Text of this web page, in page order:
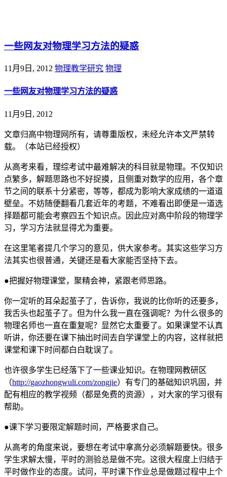
一些网友对物理学习方法的疑惑
11月9日, 2012 物理教学研究 物理
一些网友对物理学习方法的疑惑
11月9日, 2012
文章归高中物理网所有，请尊重版权，未经允许本文严禁转
载。（本站已经授权）
从高考来看，理综考试中最难解决的科目就是物理。不仅知识
点繁多，解题思路也不好捉摸，且侧重对数学的应用，各个章
节之间的联系十分紧密，等等，都成为影响大家成绩的一道道
壁垒。不妨随便翻看几套近年的考题，不难看出即便是一道选
择题都可能会考察四五个知识点。因此应对高中阶段的物理学
习，学习方法就显得尤为重要。
在这里笔者提几个学习的意见，供大家参考。其实这些学习方
法其实也很普通，关键还是看大家能否坚持下去。
●把握好物理课堂，聚精会神，紧跟老师思路。
你一定听的耳朵起茧子了，告诉你，我说的比你听的还要多，
我舌头也起茧子了。但为什么我一直在强调呢？为什么很多的
物理名师也一直在重复呢？显然它太重要了。如果课堂不认真
听讲，你还要在课下抽出时间去自学课堂上的内容，这样就把
课堂和课下时间都白白耽误了。
也许很多学生已经落下了一些课业知识。在物理网教研区
（http://gaozhongwuli.com/zongjie）有专门的基础知识巩固，并
配有相应的教学视频（都是免费的资源），对大家的学习很有
帮助。
●课下学习要限定解题时间，严格要求自己。
从高考的角度来说，要想在考试中拿高分必须解题要快。很多
学生求解太慢，平时的测验总是做不完。这很大程度上归结于
平时做作业的态度。试问，平时课下作业总是做题过程中上个